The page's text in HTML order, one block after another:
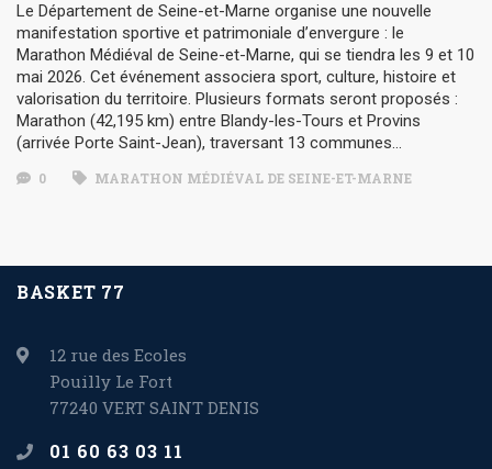
Le Département de Seine-et-Marne organise une nouvelle
manifestation sportive et patrimoniale d’envergure : le
Marathon Médiéval de Seine-et-Marne, qui se tiendra les 9 et 10
mai 2026. Cet événement associera sport, culture, histoire et
valorisation du territoire. Plusieurs formats seront proposés :
Marathon (42,195 km) entre Blandy-les-Tours et Provins
(arrivée Porte Saint-Jean), traversant 13 communes…
0 MARATHON MÉDIÉVAL DE SEINE-ET-MARNE
BASKET 77
12 rue des Ecoles
Pouilly Le Fort
77240 VERT SAINT DENIS
01 60 63 03 11